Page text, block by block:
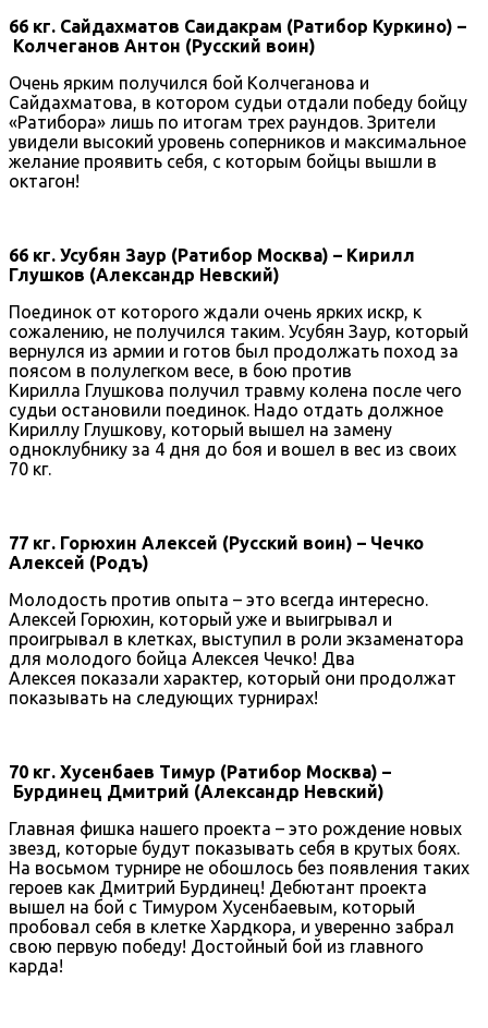
66 кг. Сайдахматов Саидакрам (Ратибор Куркино) –
Колчеганов Антон (Русский воин)
Очень ярким получился бой Колчеганова и
Сайдахматова, в котором судьи отдали победу бойцу
«Ратибора» лишь по итогам трех раундов. Зрители
увидели высокий уровень соперников и максимальное
желание проявить себя, с которым бойцы вышли в
октагон!
66 кг. Усубян Заур (Ратибор Москва) – Кирилл
Глушков (Александр Невский)
Поединок от которого ждали очень ярких искр, к
сожалению, не получился таким. Усубян Заур, который
вернулся из армии и готов был продолжать поход за
поясом в полулегком весе, в бою против
Кирилла Глушкова получил травму колена после чего
судьи остановили поединок. Надо отдать должное
Кириллу Глушкову, который вышел на замену
одноклубнику за 4 дня до боя и вошел в вес из своих
70 кг.
77 кг. Горюхин Алексей (Русский воин) – Чечко
Алексей (Родъ)
Молодость против опыта – это всегда интересно.
Алексей Горюхин, который уже и выигрывал и
проигрывал в клетках, выступил в роли экзаменатора
для молодого бойца Алексея Чечко! Два
Алексея показали характер, который они продолжат
показывать на следующих турнирах!
70 кг. Хусенбаев Тимур (Ратибор Москва) –
Бурдинец Дмитрий (Александр Невский)
Главная фишка нашего проекта – это рождение новых
звезд, которые будут показывать себя в крутых боях.
На восьмом турнире не обошлось без появления таких
героев как Дмитрий Бурдинец! Дебютант проекта
вышел на бой с Тимуром Хусенбаевым, который
пробовал себя в клетке Хардкора, и уверенно забрал
свою первую победу! Достойный бой из главного
карда!